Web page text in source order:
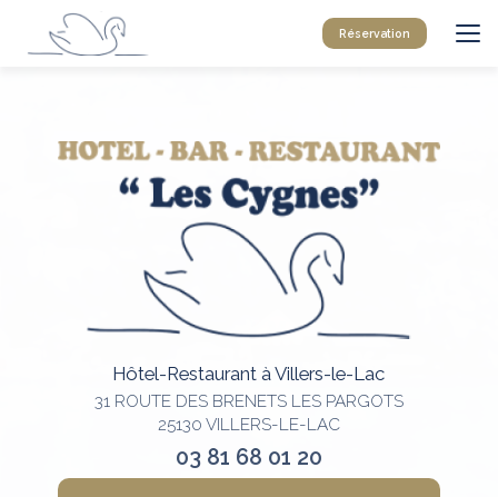
contenu
Réservation
Hôtel-Restaurant à Villers-le-Lac
31 ROUTE DES BRENETS LES PARGOTS
25130 VILLERS-LE-LAC
03 81 68 01 20